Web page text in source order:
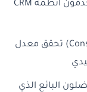
67% من البائعين في السعودية لا يستخدمون أنظمة CRM
المبيعات الاستشارية (Consultative Selling) تحقق معدل
يفضلون البائع الذي